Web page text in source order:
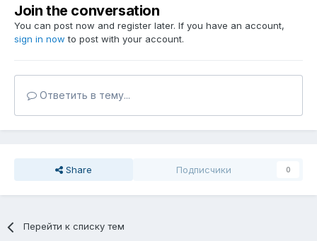
Join the conversation
You can post now and register later. If you have an account,
sign in now to post with your account.
Ответить в тему...
Share Подписчики 0
Перейти к списку тем